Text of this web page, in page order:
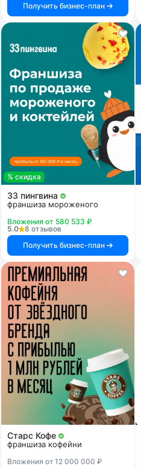
Получить бизнес-план
% скидка
33 пингвина
франшиза мороженого
Вложения от 580 533 ₽
5.0
8 отзывов
Получить бизнес-план
Старс Кофе
франшиза кофейни
Вложения от 12 000 000 ₽